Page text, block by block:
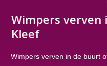
Wimpers verven
Kleef
Wimpers verven in de buurt